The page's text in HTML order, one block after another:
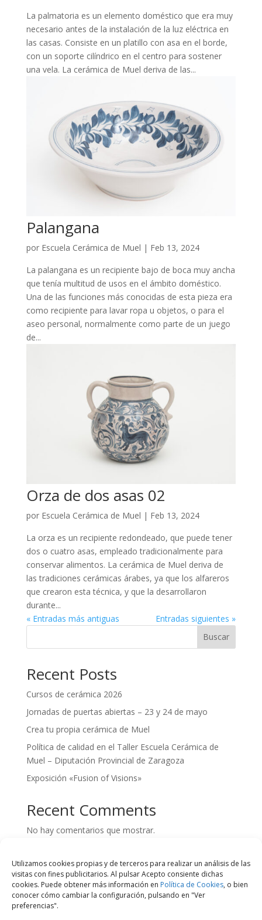
Utilizamos cookies propias y de terceros para realizar un análisis de las
visitas con fines publicitarios. Al pulsar Acepto consiente dichas
cookies. Puede obtener más información en Política de Cookies, o bien
conocer cómo cambiar la configuración, pulsando en "Ver
preferencias".
La palmatoria es un elemento doméstico que era muy
necesario antes de la instalación de la luz eléctrica en
las casas. Consiste en un platillo con asa en el borde,
con un soporte cilíndrico en el centro para sostener
una vela. La cerámica de Muel deriva de las...
Palangana
por Escuela Cerámica de Muel | Feb 13, 2024
La palangana es un recipiente bajo de boca muy ancha
que tenía multitud de usos en el ámbito doméstico.
Una de las funciones más conocidas de esta pieza era
como recipiente para lavar ropa u objetos, o para el
aseo personal, normalmente como parte de un juego
de...
Orza de dos asas 02
por Escuela Cerámica de Muel | Feb 13, 2024
La orza es un recipiente redondeado, que puede tener
dos o cuatro asas, empleado tradicionalmente para
conservar alimentos. La cerámica de Muel deriva de
las tradiciones cerámicas árabes, ya que los alfareros
que crearon esta técnica, y que la desarrollaron
durante...
« Entradas más antiguas
Entradas siguientes »
Buscar
Recent Posts
Cursos de cerámica 2026
Jornadas de puertas abiertas – 23 y 24 de mayo
Crea tu propia cerámica de Muel
Política de calidad en el Taller Escuela Cerámica de
Muel – Diputación Provincial de Zaragoza
Exposición «Fusion of Visions»
Recent Comments
No hay comentarios que mostrar.